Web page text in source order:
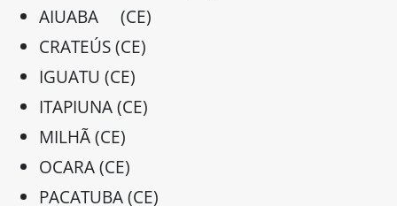
AIUABA (CE)
CRATEÚS (CE)
IGUATU (CE)
ITAPIUNA (CE)
MILHÃ (CE)
OCARA (CE)
PACATUBA (CE)